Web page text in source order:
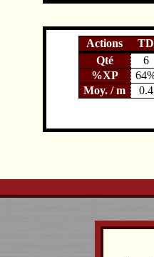
Actions
TD
Qté
6
%XP
Moy. / m
0.4